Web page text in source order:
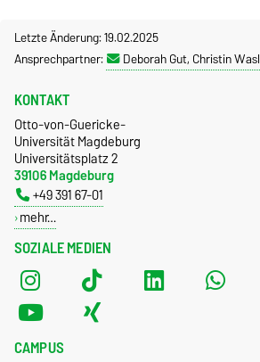
Letzte Änderung: 19.02.2025
Ansprechpartner:
Deborah Gut, Christin Wasl
SOZIALE MEDIEN
KONTAKT
Otto-von-Guericke-
Universität Magdeburg
Universitätsplatz 2
39106 Magdeburg
+49 391 67-01
mehr…
CAMPUS